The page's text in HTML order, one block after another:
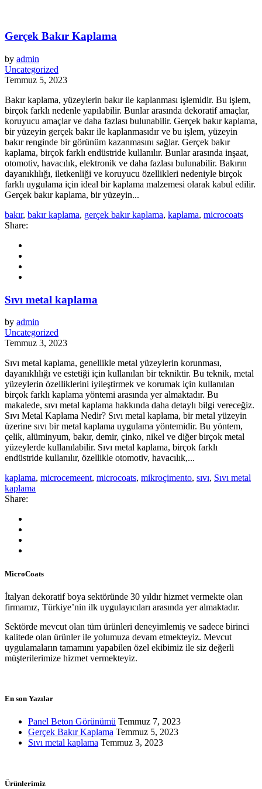
Gerçek Bakır Kaplama
by admin
Uncategorized
Temmuz 5, 2023
Bakır kaplama, yüzeylerin bakır ile kaplanması işlemidir. Bu işlem,
birçok farklı nedenle yapılabilir. Bunlar arasında dekoratif amaçlar,
koruyucu amaçlar ve daha fazlası bulunabilir. Gerçek bakır kaplama,
bir yüzeyin gerçek bakır ile kaplanmasıdır ve bu işlem, yüzeyin
bakır renginde bir görünüm kazanmasını sağlar. Gerçek bakır
kaplama, birçok farklı endüstride kullanılır. Bunlar arasında inşaat,
otomotiv, havacılık, elektronik ve daha fazlası bulunabilir. Bakırın
dayanıklılığı, iletkenliği ve koruyucu özellikleri nedeniyle birçok
farklı uygulama için ideal bir kaplama malzemesi olarak kabul edilir.
Gerçek bakır kaplama, bir yüzeyin...
bakır, bakır kaplama, gerçek bakır kaplama, kaplama, microcoats
Share:
Sıvı metal kaplama
by admin
Uncategorized
Temmuz 3, 2023
Sıvı metal kaplama, genellikle metal yüzeylerin korunması,
dayanıklılığı ve estetiği için kullanılan bir tekniktir. Bu teknik, metal
yüzeylerin özelliklerini iyileştirmek ve korumak için kullanılan
birçok farklı kaplama yöntemi arasında yer almaktadır. Bu
makalede, sıvı metal kaplama hakkında daha detaylı bilgi vereceğiz.
Sıvı Metal Kaplama Nedir? Sıvı metal kaplama, bir metal yüzeyin
üzerine sıvı bir metal kaplama uygulama yöntemidir. Bu yöntem,
çelik, alüminyum, bakır, demir, çinko, nikel ve diğer birçok metal
yüzeylerde kullanılabilir. Sıvı metal kaplama, birçok farklı
endüstride kullanılır, özellikle otomotiv, havacılık,...
kaplama, microcemeent, microcoats, mikroçimento, sıvı, Sıvı metal
kaplama
Share:
MicroCoats
İtalyan dekoratif boya sektöründe 30 yıldır hizmet vermekte olan
firmamız, Türkiye’nin ilk uygulayıcıları arasında yer almaktadır.
Sektörde mevcut olan tüm ürünleri deneyimlemiş ve sadece birinci
kalitede olan ürünler ile yolumuza devam etmekteyiz. Mevcut
uygulamaların tamamını yapabilen özel ekibimiz ile siz değerli
müşterilerimize hizmet vermekteyiz.
En son Yazılar
Panel Beton Görünümü Temmuz 7, 2023
Gerçek Bakır Kaplama Temmuz 5, 2023
Sıvı metal kaplama Temmuz 3, 2023
Ürünlerimiz